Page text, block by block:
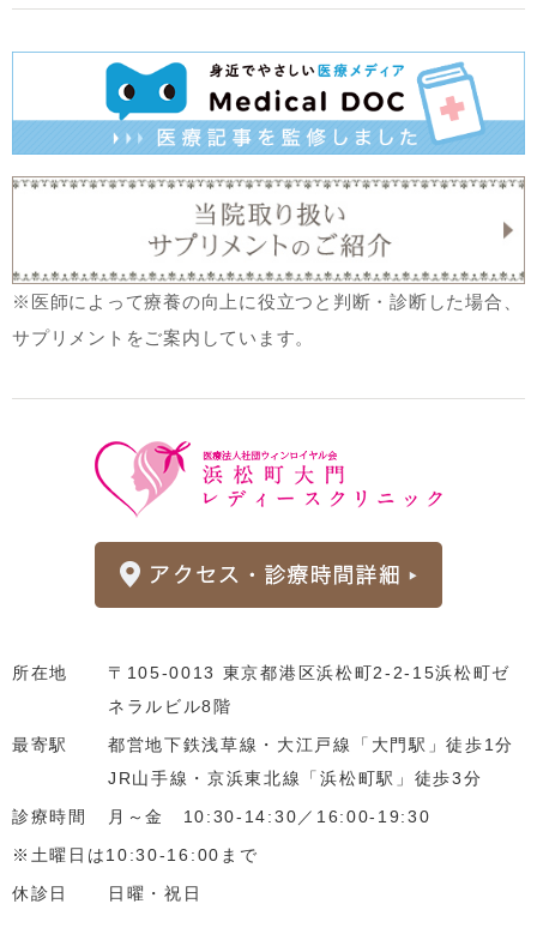
※医師によって療養の向上に役立つと判断・診断した場合、
サプリメントをご案内しています。
所在地
〒105-0013 東京都港区浜松町2-2-15浜松町ゼ
ネラルビル8階
最寄駅
都営地下鉄浅草線・大江戸線「大門駅」徒歩1分
JR山手線・京浜東北線「浜松町駅」徒歩3分
診療時間
月～金 10:30-14:30／16:00-19:30
※土曜日は10:30-16:00まで
休診日
日曜・祝日